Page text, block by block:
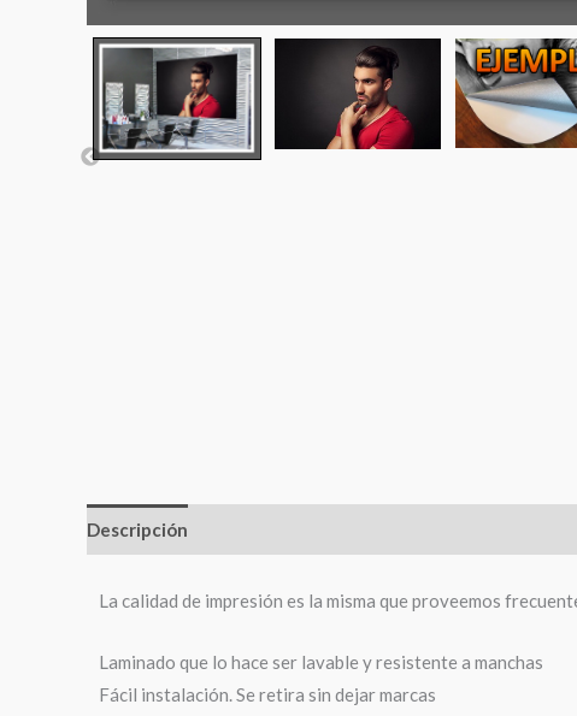
Descripción
La calidad de impresión es la misma que proveemos
Laminado que lo hace ser lavable y resistente a manchas
Fácil instalación. Se retira sin dejar marcas